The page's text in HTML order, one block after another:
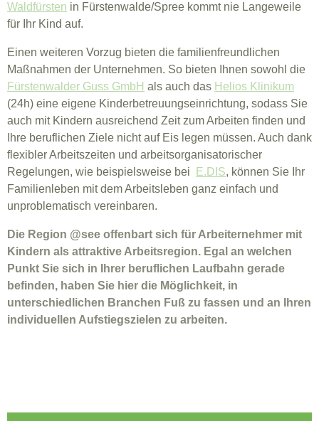
Waldfürsten in Fürstenwalde/Spree kommt nie Langeweile
für Ihr Kind auf.
Einen weiteren Vorzug bieten die familienfreundlichen
Maßnahmen der Unternehmen. So bieten Ihnen sowohl die
Fürstenwalder Guss GmbH als auch das Helios Klinikum
(24h) eine eigene Kinderbetreuungseinrichtung, sodass Sie
auch mit Kindern ausreichend Zeit zum Arbeiten finden und
Ihre beruflichen Ziele nicht auf Eis legen müssen. Auch dank
flexibler Arbeitszeiten und arbeitsorganisatorischer
Regelungen, wie beispielsweise bei
E.DIS, können Sie Ihr
Familienleben mit dem Arbeitsleben ganz einfach und
unproblematisch vereinbaren.
Die Region @see offenbart sich für Arbeiternehmer mit
Kindern als attraktive Arbeitsregion. Egal an welchen
Punkt Sie sich in Ihrer beruflichen Laufbahn gerade
befinden, haben Sie hier die Möglichkeit, in
unterschiedlichen Branchen Fuß zu fassen und an Ihren
individuellen Aufstiegszielen zu arbeiten.